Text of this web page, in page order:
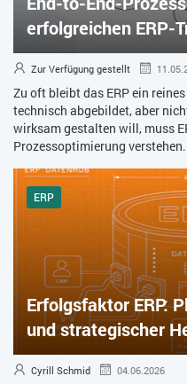
erfolgreichen ERP-
Zur Verfügung gestellt
Zu oft bleibt das ERP ein
technisch abgebildet, aber
wirksam gestalten will, muss
Prozessoptimierung verstehen.
ERP
Erfolgsfaktor ERP:
und strategischer
Cyrill Schmid 04.06.2026